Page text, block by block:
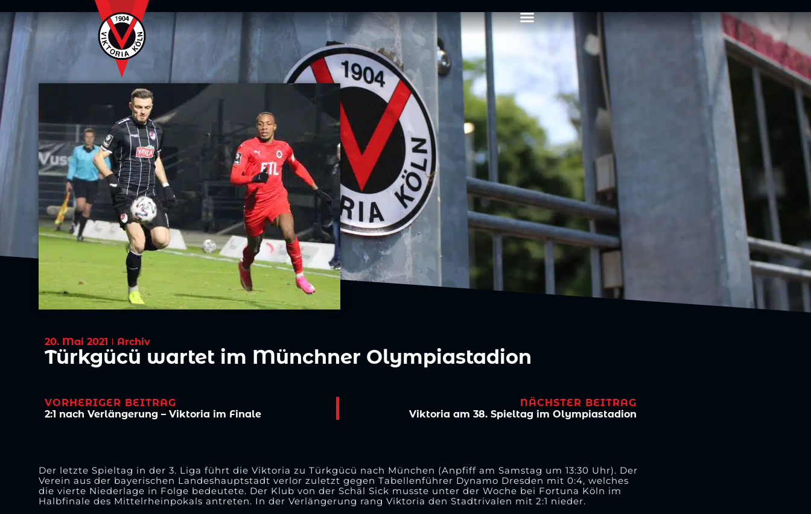
20. Mai 2021 Archiv
Türkgücü wartet im Münchner Olympiastadion
VORHERIGER BEITRAG
2:1 nach Verlängerung – Viktoria im Finale
NÄCHSTER BEITRAG
Viktoria am 38. Spieltag im Olympiastadion
Der letzte Spieltag in der 3. Liga führt die Viktoria zu Türkgücü nach München (Anpfiff am Samstag um 13:30 Uhr). Der
Verein aus der bayerischen Landeshauptstadt verlor zuletzt gegen Tabellenführer Dynamo Dresden mit 0:4, welches
die vierte Niederlage in Folge bedeutete. Der Klub von der Schäl Sick musste unter der Woche bei Fortuna Köln im
Halbfinale des Mittelrheinpokals antreten. In der Verlängerung rang Viktoria den Stadtrivalen mit 2:1 nieder.